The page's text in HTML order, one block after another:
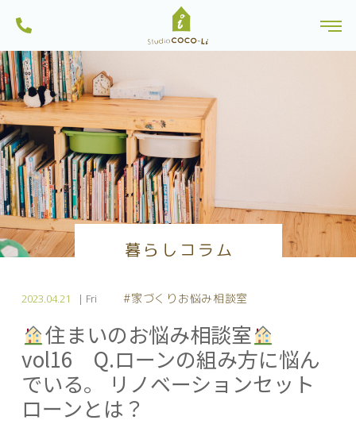
Skip
to
content
株式会社スタジオCoco-Li｜注文住宅・リフォーム・リノベーションは一級建
築士のいるココリにおまかせ|千葉県船橋市
ンから土地探しを行っている一級建築士事務所・工務店です。船橋市内のモ
デルハウスは見学可能。習志野市・八千代市・鎌ヶ谷市にも建築実績多数。
一人ひとりに、心地よい暮らしを。お家を作る過程も楽しい家づくりを目指
しています。
暮らしコラム
2023.04.21 | Fri #家づくりお悩み相談室
住まいのお悩み相談室
vol16 Q.ローンの組み方に悩ん
でいる。 リノベーションセット
ローンとは？